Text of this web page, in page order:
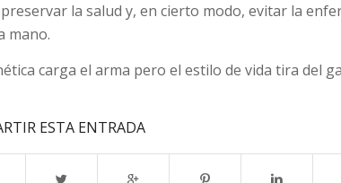
la salud y, en cierto modo, evitar la
mano.
carga el arma pero el estilo de vida tira del
ESTA ENTRADA